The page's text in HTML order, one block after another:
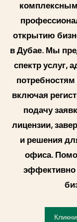
открытию
в Дубае. Мы
спектр услуг,
потребностям
включая
подачу
лицензии,
и решения
офиса.
эффективно